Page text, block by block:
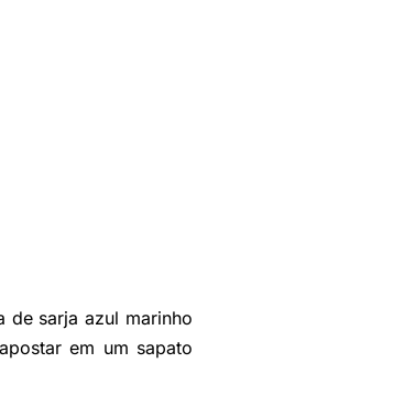
de sarja azul marinho
em um sapato